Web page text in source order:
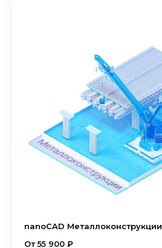
nanoCAD Металлоконструкции
От 55 900 ₽